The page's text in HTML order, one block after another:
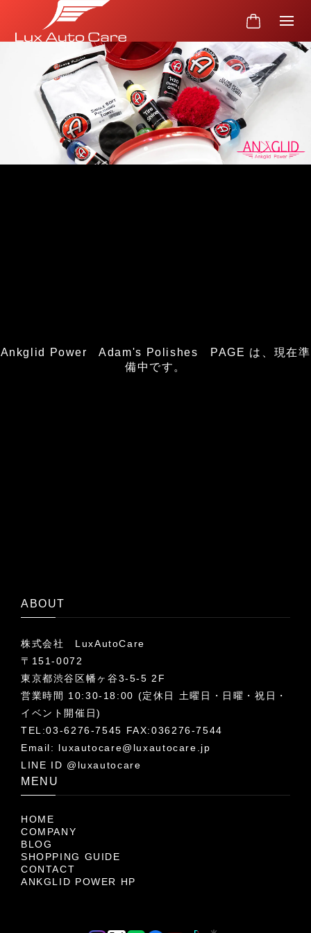
Ankglid Power Adam's Polishes PAGE は、現在準
備中です。
ABOUT
株式会社 LuxAutoCare
〒151-0072
東京都渋谷区幡ヶ谷3-5-5 2F
営業時間 10:30-18:00 (定休日 土曜日・日曜・祝日・
イベント開催日)
TEL:03-6276-7545 FAX:036276-7544
Email: luxautocare@luxautocare.jp
LINE ID @luxautocare
MENU
HOME
COMPANY
BLOG
SHOPPING GUIDE
CONTACT
ANKGLID POWER HP